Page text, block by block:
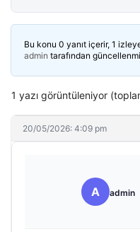
Bu konu 0 yanıt içerir, 1
admin tarafından
1 yazı görüntüleniyor
20/05/2026: 4:09 pm
A admin